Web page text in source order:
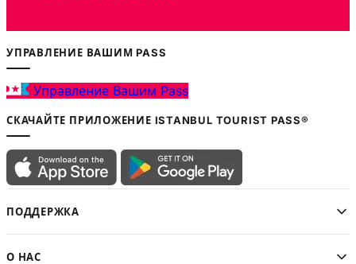
УПРАВЛЕНИЕ ВАШИМ PASS
Управление Вашим Pass
СКАЧАЙТЕ ПРИЛОЖЕНИЕ ISTANBUL TOURIST PASS®
ПОДДЕРЖКА
О НАС